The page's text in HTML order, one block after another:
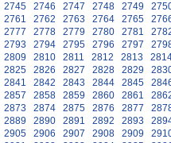
2745 2746 2747 2748 2749
2761 2762 2763 2764 2765
2777 2778 2779 2780 2781
2793 2794 2795 2796 2797
2809 2810 2811 2812 2813
2825 2826 2827 2828 2829
2841 2842 2843 2844 2845
2857 2858 2859 2860 2861
2873 2874 2875 2876 2877
2889 2890 2891 2892 2893
2905 2906 2907 2908 2909